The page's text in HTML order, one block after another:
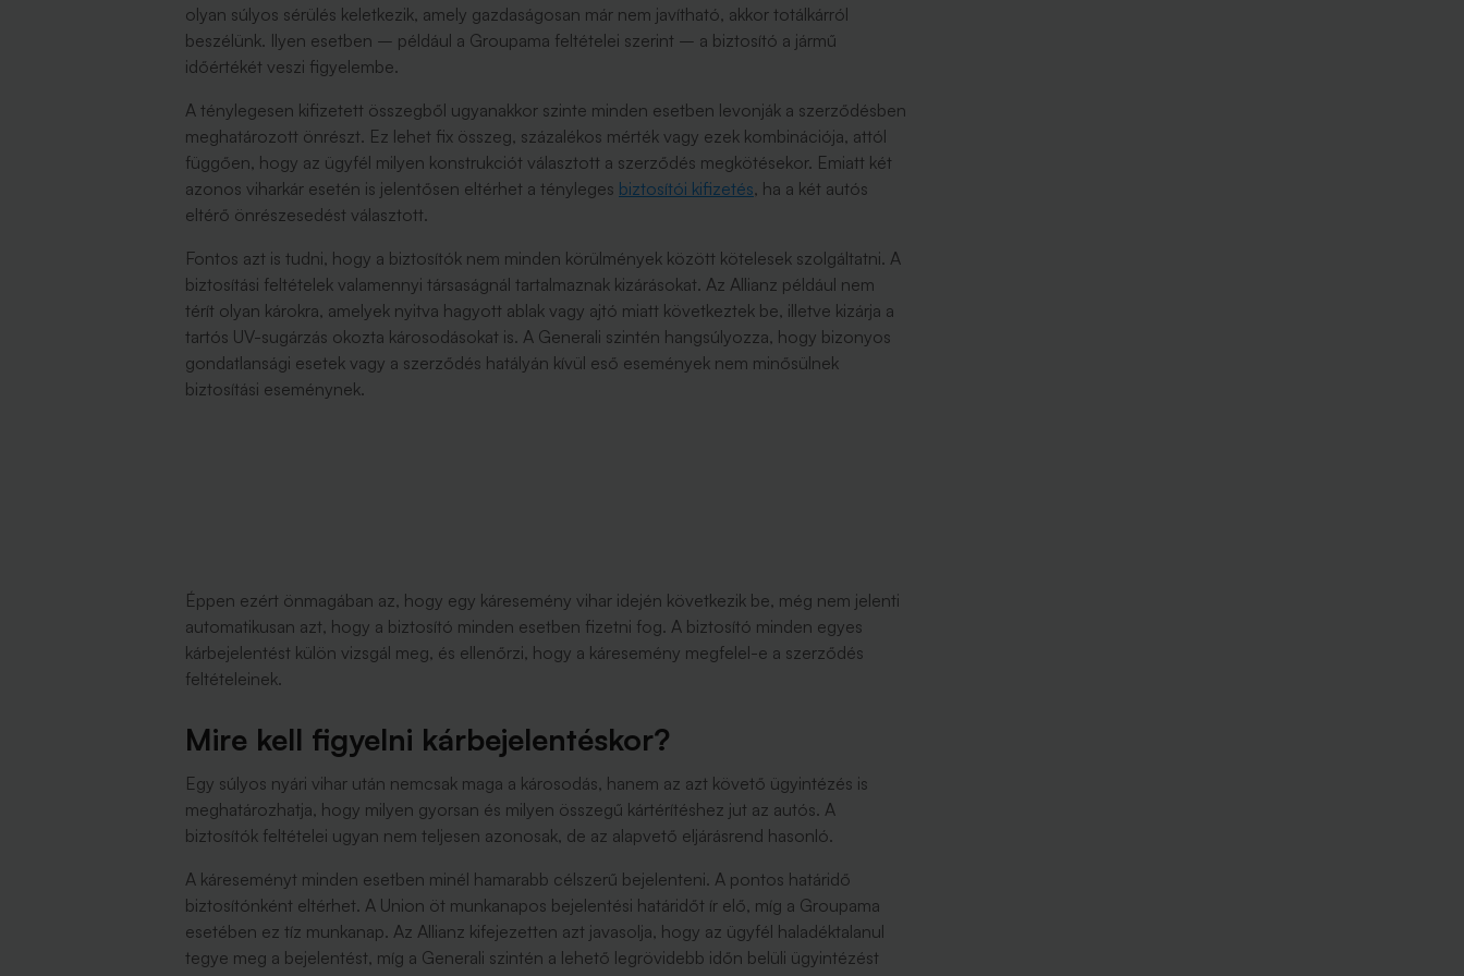
olyan súlyos sérülés keletkezik, amely gazdaságosan már nem javítható, akkor totálkárról
beszélünk. Ilyen esetben – például a Groupama feltételei szerint – a biztosító a jármű
időértékét veszi figyelembe.
A ténylegesen kifizetett összegből ugyanakkor szinte minden esetben levonják a szerződésben
meghatározott önrészt. Ez lehet fix összeg, százalékos mérték vagy ezek kombinációja, attól
függően, hogy az ügyfél milyen konstrukciót választott a szerződés megkötésekor. Emiatt két
azonos viharkár esetén is jelentősen eltérhet a tényleges biztosítói kifizetés, ha a két autós
eltérő önrészesedést választott.
Fontos azt is tudni, hogy a biztosítók nem minden körülmények között kötelesek szolgáltatni. A
biztosítási feltételek valamennyi társaságnál tartalmaznak kizárásokat. Az Allianz például nem
térít olyan károkra, amelyek nyitva hagyott ablak vagy ajtó miatt következtek be, illetve kizárja a
tartós UV-sugárzás okozta károsodásokat is. A Generali szintén hangsúlyozza, hogy bizonyos
gondatlansági esetek vagy a szerződés hatályán kívül eső események nem minősülnek
biztosítási eseménynek.
Éppen ezért önmagában az, hogy egy káresemény vihar idején következik be, még nem jelenti
automatikusan azt, hogy a biztosító minden esetben fizetni fog. A biztosító minden egyes
kárbejelentést külön vizsgál meg, és ellenőrzi, hogy a káresemény megfelel-e a szerződés
feltételeinek.
Mire kell figyelni kárbejelentéskor?
Egy súlyos nyári vihar után nemcsak maga a károsodás, hanem az azt követő ügyintézés is
meghatározhatja, hogy milyen gyorsan és milyen összegű kártérítéshez jut az autós. A
biztosítók feltételei ugyan nem teljesen azonosak, de az alapvető eljárásrend hasonló.
A káreseményt minden esetben minél hamarabb célszerű bejelenteni. A pontos határidő
biztosítónként eltérhet. A Union öt munkanapos bejelentési határidőt ír elő, míg a Groupama
esetében ez tíz munkanap. Az Allianz kifejezetten azt javasolja, hogy az ügyfél haladéktalanul
tegye meg a bejelentést, míg a Generali szintén a lehető legrövidebb időn belüli ügyintézést